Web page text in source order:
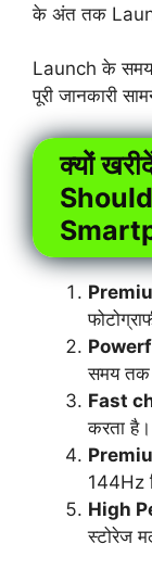
के अंत तक
Launch के
पूरी जानकारी
क्यों
समय तक
Fast
करता है।
144Hz
High
स्टोरेज